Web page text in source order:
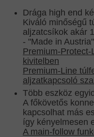
Drága high end
Kiváló minőségű
aljzatcsíkok akár
- "Made in Austria"
Premium-
kivitelben
Premium-Line
aljzatkapcsoló
Több eszköz
A főkövetős
kapcsolhat más
így kényelmesen
A main-follow